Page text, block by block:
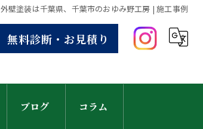
外壁塗装は千葉県、千葉市のおゆみ野工房 | 施工事例
無料診断・お見積り
ブログ コラム